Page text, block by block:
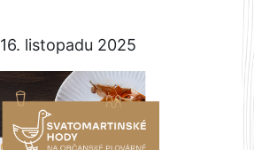
listopadu 2025